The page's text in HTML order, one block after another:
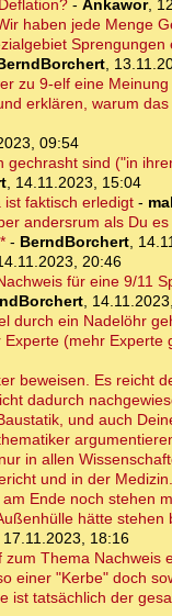
- Ankawor,
haben jede Menge
,
zu 9-elf eine
erklären, warum
09:54
sind ("in
, 14.11.2023, 15:04
faktisch erledigt-
andersrum als Du
- BerndBorchert,
20:46
für eine 9/11
,
durch ein Nadelöhr
(mehr
beweisen. Es reicht
dadurch
und auch
in allen
und in der Medizin.
Ende noch stehen
hätte
17.11.2023, 18:16
zum Thema Nachweis
einer "Kerbe" doch
ist tatsächlich der